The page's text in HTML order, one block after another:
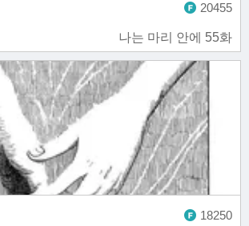
나는 마리 안에 55화
20455
18250